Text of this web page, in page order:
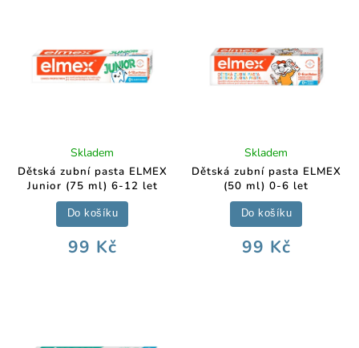
Dětská zubní pasta ELMEX
Junior (75 ml) 6-12 let
Skladem
99 Kč
Do košíku
Dětská zubní pasta ELMEX
(50 ml) 0-6 let
Skladem
99 Kč
Do košíku